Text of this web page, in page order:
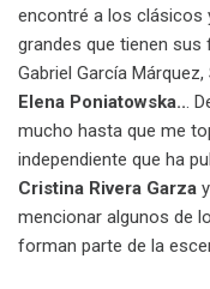
encontré a los clásicos
grandes que tienen sus
Gabriel García
Elena Poniatowska...
mucho hasta que me
independiente que ha
Cristina Rivera Garza
mencionar algunos de
forman parte de la